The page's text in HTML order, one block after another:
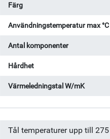
Färg
Användningstemperatur max °C
Antal komponenter
Hårdhet
Värmeledningstal W/mK
Tål temperaturer upp till